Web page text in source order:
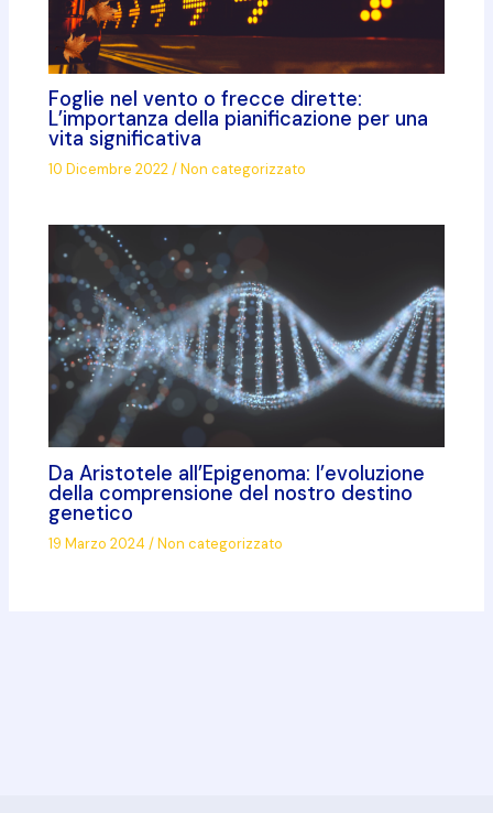
Foglie nel vento o frecce dirette:
L’importanza della pianificazione per una
vita significativa
10 Dicembre 2022/Non categorizzato
Da Aristotele all’Epigenoma: l’evoluzione
della comprensione del nostro destino
genetico
19 Marzo 2024/Non categorizzato